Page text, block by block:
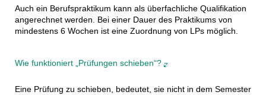
Auch ein Berufspraktikum kann als überfachliche Qualifikation
angerechnet werden. Bei einer Dauer des Praktikums von
mindestens 6 Wochen ist eine Zuordnung von LPs möglich.
Wie funktioniert „Prüfungen schieben“?
Eine Prüfung zu schieben, bedeutet, sie nicht in dem Semester